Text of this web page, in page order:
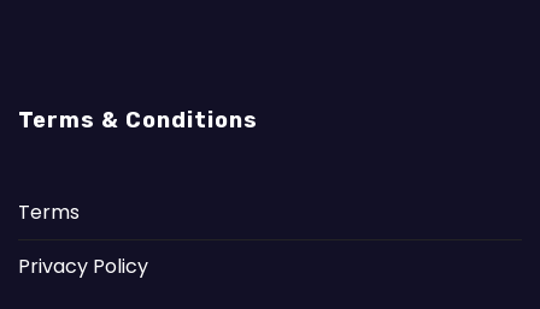
Terms & Conditions
Terms
Privacy Policy